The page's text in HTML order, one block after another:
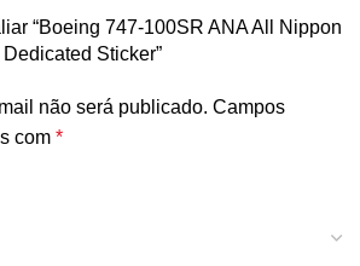
“Boeing 747-100SR ANA All Nippon
Sticker”
não será publicado. Campos
com *